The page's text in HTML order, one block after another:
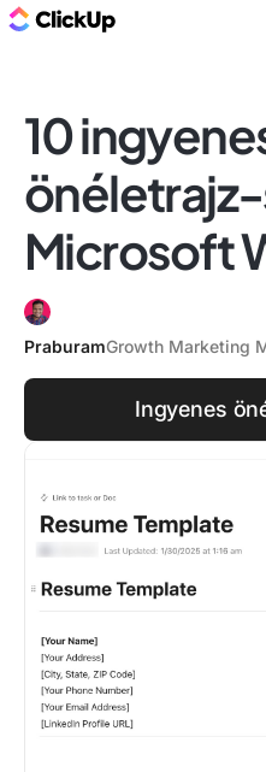
10
Microsoft
PraburamGrowth Marketing
Ingyenes